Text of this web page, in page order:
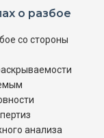
о разбое
со стороны
анализа